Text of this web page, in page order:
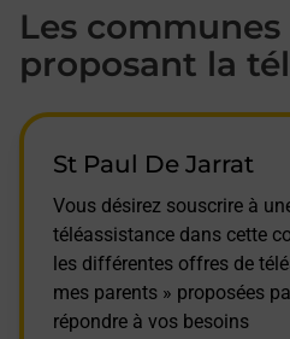
Les
proposant la
St Paul De Jarrat
Vous désirez souscrire à
téléassistance dans cette
les différentes offres de
mes parents » proposées
répondre à vos besoins